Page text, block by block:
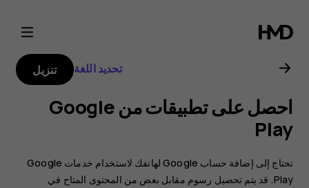
دليل
مستخدم
Nokia
G21
تحديد اللغة تنزيل
احصل على تطبيقات من Google
Play
تحتاج إلى إضافة حساب Google لهاتفك لاستخدام خدمات Google
Play. قد يتم تحصيل رسوم مقابل بعض من المحتوى المتاح في